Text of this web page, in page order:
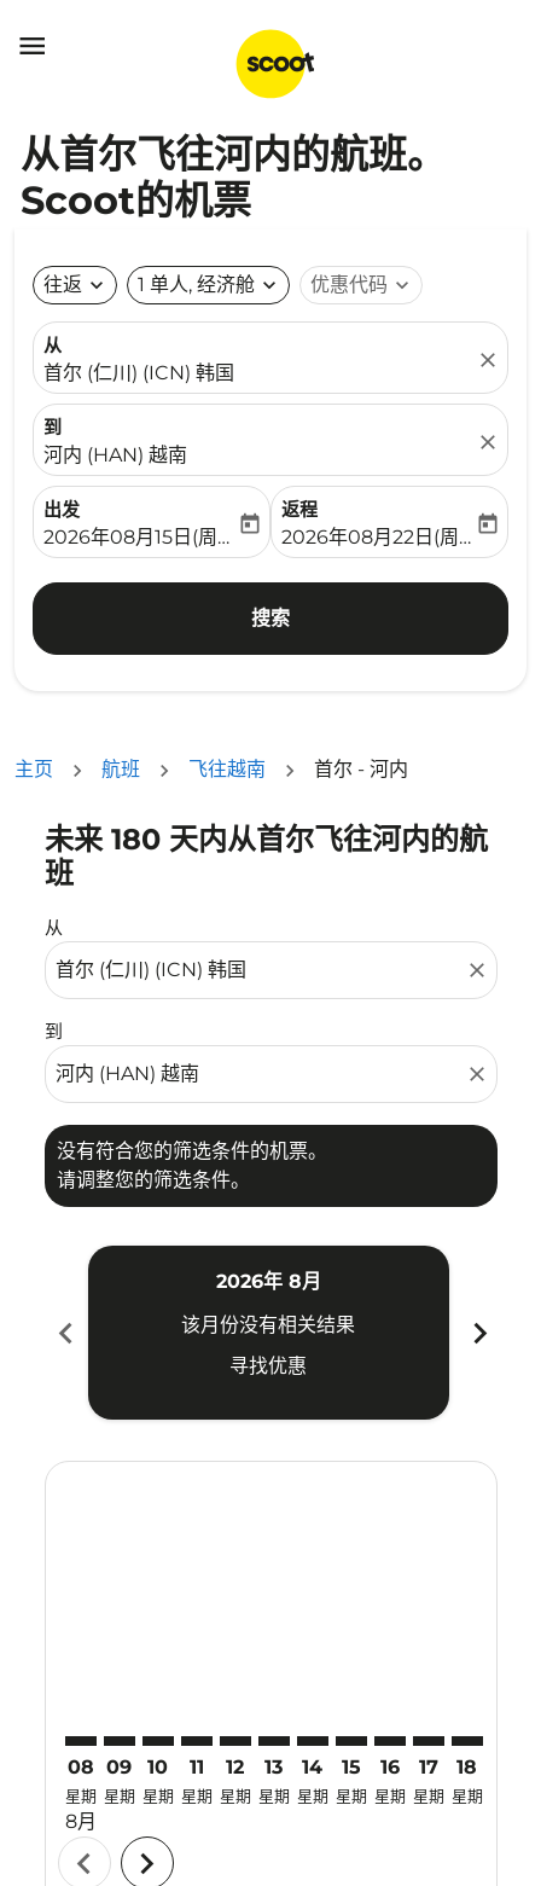

从首尔飞往河内的航班。
Scoot的机票
往返 expand_more 1 单人, 经济舱 expand_more 优惠代码 expand_more
从
首尔 (仁川) (ICN) 韩国
close
到
河内 (HAN) 越南
close
出发
fc-booking-departure-date-aria-label
2026年08月15日(周六)
today
返程
fc-booking-return-date-
2026年08月22日(周六)
today
搜索
主页 航班 飞往越南 首尔 - 河内
未来 180 天内从首尔飞往河内的航
班
从
close
到
close
没有符合您的筛选条件的机票。
请调整您的筛选条件。
没有符合您的筛选条件的机票。请调整您的筛选条件。
chevron_left
2026年 8月
该月份没有相关结果
寻找优惠
chevron_right
08
星期
8月
09
星期
10
星期
11
星期
12
星期
13
星期
14
星期
15
星期
16
星期
17
星期
18
星期
chevron_left chevron_right